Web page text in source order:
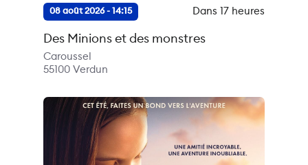
08 août 2026 - 14:15 Dans 17 heures
Des Minions et des monstres
Caroussel
55100 Verdun